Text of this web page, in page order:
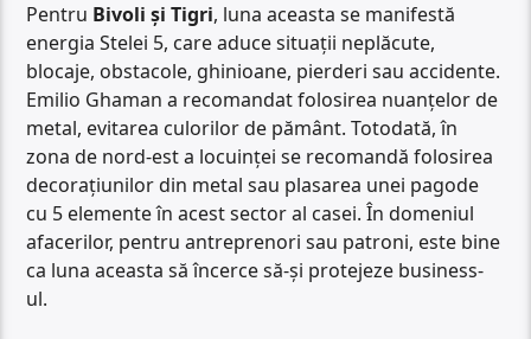
Pentru Bivoli și Tigri, luna aceasta se manifestă
energia Stelei 5, care aduce situații neplăcute,
blocaje, obstacole, ghinioane, pierderi sau accidente.
Emilio Ghaman a recomandat folosirea nuanțelor de
metal, evitarea culorilor de pământ. Totodată, în
zona de nord-est a locuinței se recomandă folosirea
decorațiunilor din metal sau plasarea unei pagode
cu 5 elemente în acest sector al casei. În domeniul
afacerilor, pentru antreprenori sau patroni, este bine
ca luna aceasta să încerce să-și protejeze business-
ul.